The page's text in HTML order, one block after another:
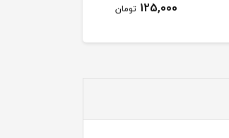
125,000 تومان